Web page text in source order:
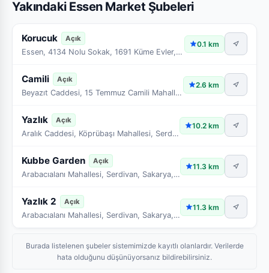
Yakındaki Essen Market Şubeleri
Korucuk Açık
Essen, 4134 Nolu Sokak, 1691 Küme Evler, Korucuk Mahallesi, Sakarya, Adapazarı, Sakarya, Marmara Bölgesi, 54290, Türkiye
0.1 km
Camili Açık
Beyazıt Caddesi, 15 Temmuz Camili Mahallesi, Sakarya, Adapazarı, Sakarya, Marmara Bölgesi, Türkiye
2.6 km
Yazlık Açık
Aralık Caddesi, Köprübaşı Mahallesi, Serdivan, Sakarya, Marmara Bölgesi, 54050, Türkiye
10.2 km
Kubbe Garden Açık
Arabacıalanı Mahallesi, Serdivan, Sakarya, Marmara Bölgesi, 54050, Türkiye
11.3 km
Yazlık 2 Açık
Arabacıalanı Mahallesi, Serdivan, Sakarya, Marmara Bölgesi, 54050, Türkiye
11.3 km
Burada listelenen şubeler sistemimizde kayıtlı olanlardır. Verilerde
hata olduğunu düşünüyorsanız bildirebilirsiniz.